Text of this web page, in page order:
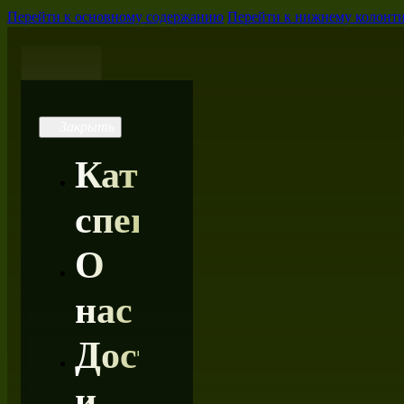
Перейти к основному содержанию Перейти к нижнему
Каталог
специй
О
нас
Доставка